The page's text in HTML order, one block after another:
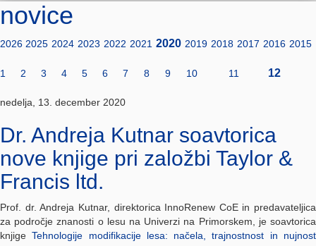
novice
2026 2025 2024 2023 2022 2021 2020 2019 2018 2017 2016 2015
1 2 3 4 5 6 7 8 9 10 11 12
nedelja, 13. december 2020
Dr. Andreja Kutnar soavtorica
nove knjige pri založbi Taylor &
Francis ltd.
Prof. dr. Andreja Kutnar, direktorica InnoRenew CoE in predavateljica
za področje znanosti o lesu na Univerzi na Primorskem, je soavtorica
knjigeTehnologije modifikacije lesa: načela, trajnostnost in nujnost